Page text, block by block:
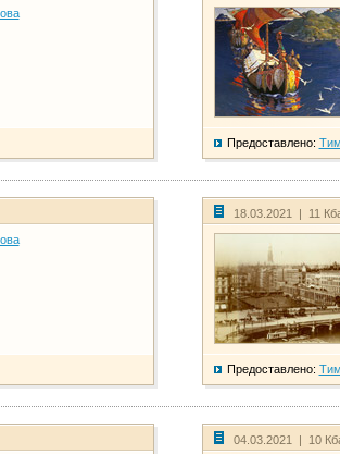
Предоставлено:
18.03.2021 | 11
Предоставлено:
04.03.2021 | 10